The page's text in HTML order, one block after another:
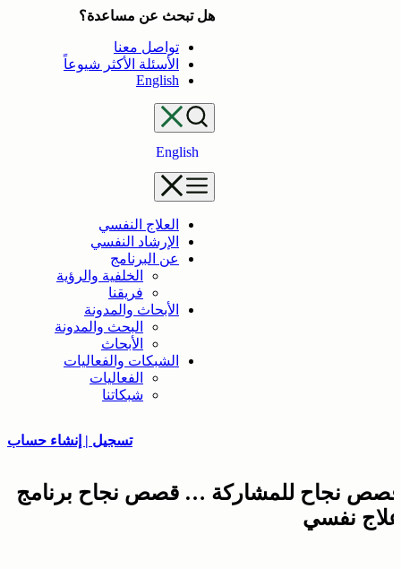
هل تبحث عن مساعدة؟
تواصل معنا
الأسئلة الأكثر شيوعاً
English
English
العلاج النفسي
الإرشاد النفسي
عن البرنامج
الخلفية والرؤية
فريقنا
الأبحاث والمدونة
البحث والمدونة
الأبحاث
الشبكات والفعاليات
الفعاليات
شبكاتنا
تسجيل | إنشاء حساب
قصص نجاح للمشاركة … قصص نجاح برنامج
علاج نفسي